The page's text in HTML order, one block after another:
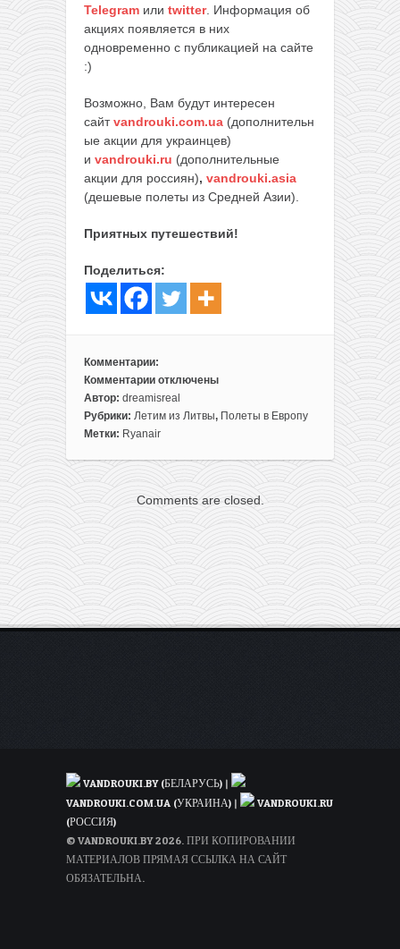
Telegram или twitter. Информация об
акциях появляется в них
одновременно с публикацией на сайте
:)
Возможно, Вам будут интересен
сайтvandrouki.com.ua (дополнительн
ые акции для украинцев)
и vandrouki.ru (дополнительные
акции для россиян), vandrouki.asia
(дешевые полеты из Средней Азии).
Приятных путешествий!
Поделиться:
Комментарии:
Комментарии
к
записи
Полеты
Кипр,
Мальту
или
Париж
в
отключены
Автор: dreamisreal
Рубрики: Летим из Литвы, Полеты в Европу
Метки: Ryanair
Comments are closed.
VANDROUKI.BY (БЕЛАРУСЬ) |
VANDROUKI.COM.UA (УКРАИНА) |
VANDROUKI.RU
(РОССИЯ)
© VANDROUKI.BY 2026. ПРИ КОПИРОВАНИИ
МАТЕРИАЛОВ ПРЯМАЯ ССЫЛКА НА САЙТ
ОБЯЗАТЕЛЬНА.